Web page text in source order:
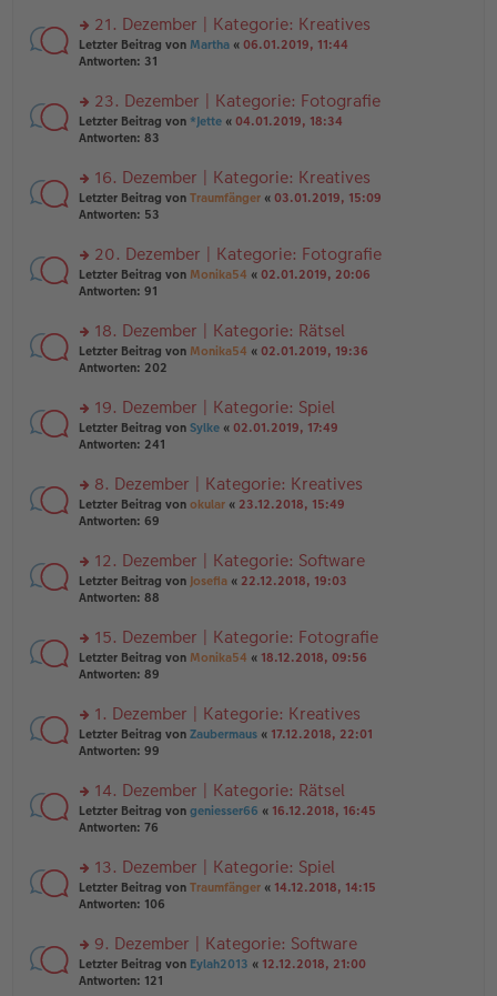
tr
a
g
e
n
er
tr
a
g
n
g
el
e
n
er
tr
a
g
rs
te
n
g
el
e
n
er
tr
a
g
21. Dezember | Kategorie: Kreatives
Letzter Beitrag von Martha « 06.01.2019, 11:44
Antworten: 31
rs
te
n
g
el
e
n
er
tr
a
g
23. Dezember | Kategorie: Fotografie
Letzter Beitrag von *Jette « 04.01.2019, 18:34
Antworten: 83
rs
te
n
g
el
e
n
er
tr
a
g
16. Dezember | Kategorie: Kreatives
Letzter Beitrag von Traumfänger « 03.01.2019, 15:09
Antworten: 53
rs
te
n
g
el
e
n
er
tr
a
g
20. Dezember | Kategorie: Fotografie
Letzter Beitrag von Monika54 « 02.01.2019, 20:06
Antworten: 91
rs
te
n
g
el
e
n
er
tr
a
g
18. Dezember | Kategorie: Rätsel
Letzter Beitrag von Monika54 « 02.01.2019, 19:36
Antworten: 202
rs
te
n
g
el
e
n
er
tr
a
g
19. Dezember | Kategorie: Spiel
Letzter Beitrag von Sylke « 02.01.2019, 17:49
Antworten: 241
rs
te
n
g
el
e
n
er
tr
a
g
8. Dezember | Kategorie: Kreatives
Letzter Beitrag von okular « 23.12.2018, 15:49
Antworten: 69
rs
te
n
g
el
e
n
er
tr
a
g
12. Dezember | Kategorie: Software
Letzter Beitrag von Josefia « 22.12.2018, 19:03
Antworten: 88
rs
te
n
g
el
e
n
er
tr
a
g
15. Dezember | Kategorie: Fotografie
Letzter Beitrag von Monika54 « 18.12.2018, 09:56
Antworten: 89
rs
te
n
g
el
e
n
er
tr
a
g
1. Dezember | Kategorie: Kreatives
Letzter Beitrag von Zaubermaus « 17.12.2018, 22:01
Antworten: 99
rs
te
n
g
el
e
n
er
14. Dezember | Kategorie: Rätsel
Letzter Beitrag von geniesser66 « 16.12.2018, 16:45
Antworten: 76
rs
te
n
g
el
13. Dezember | Kategorie: Spiel
Letzter Beitrag von Traumfänger « 14.12.2018, 14:15
Antworten: 106
rs
te
9. Dezember | Kategorie: Software
Letzter Beitrag von Eylah2013 « 12.12.2018, 21:00
Antworten: 121